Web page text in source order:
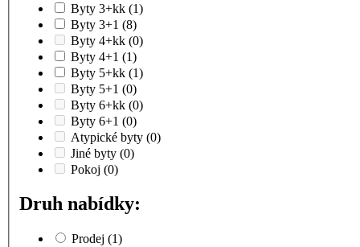
Byty 3+kk (1)
Byty 3+1 (8)
Byty 4+kk (0)
Byty 4+1 (1)
Byty 5+kk (1)
Byty 5+1 (0)
Byty 6+kk (0)
Byty 6+1 (0)
Atypické byty (0)
Jiné byty (0)
Pokoj (0)
Druh nabídky:
Prodej (1)